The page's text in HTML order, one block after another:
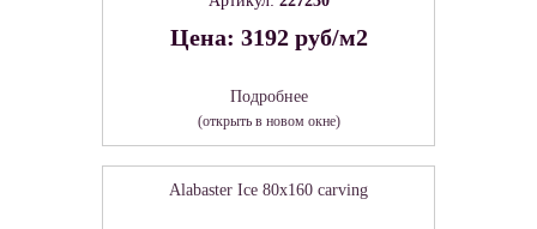
Цена: 3192 руб/м2
Подробнее
(открыть в новом окне)
Alabaster Ice 80х160 carving